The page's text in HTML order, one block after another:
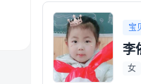
宝
李
女